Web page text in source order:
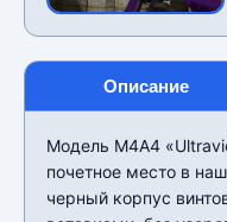
Описание
Модель М4А4
почетное место в
черный корпус